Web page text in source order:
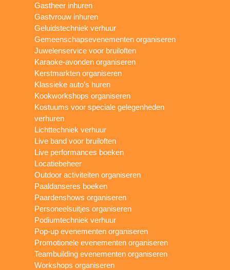
Gastheer inhuren
Gastvrouw inhuren
Geluidstechniek verhuur
Gemeenschapsevenementen organiseren
Juwelenservice voor bruiloften
Karaoke-avonden organiseren
Kerstmarkten organiseren
Klassieke auto’s huren
Kookworkshops organiseren
Kostuums voor speciale gelegenheden
verhuren
Lichttechniek verhuur
Live band voor bruiloften
Live performances boeken
Locatiebeheer
Outdoor activiteiten organiseren
Paaldanseres boeken
Paardenshows organiseren
Personeelsuitjes organiseren
Podiumtechniek verhuur
Pop-up evenementen organiseren
Promotionele evenementen organiseren
Teambuilding evenementen organiseren
Workshops organiseren